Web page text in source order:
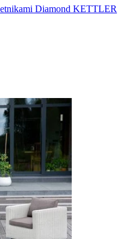
Diamond KETTLER